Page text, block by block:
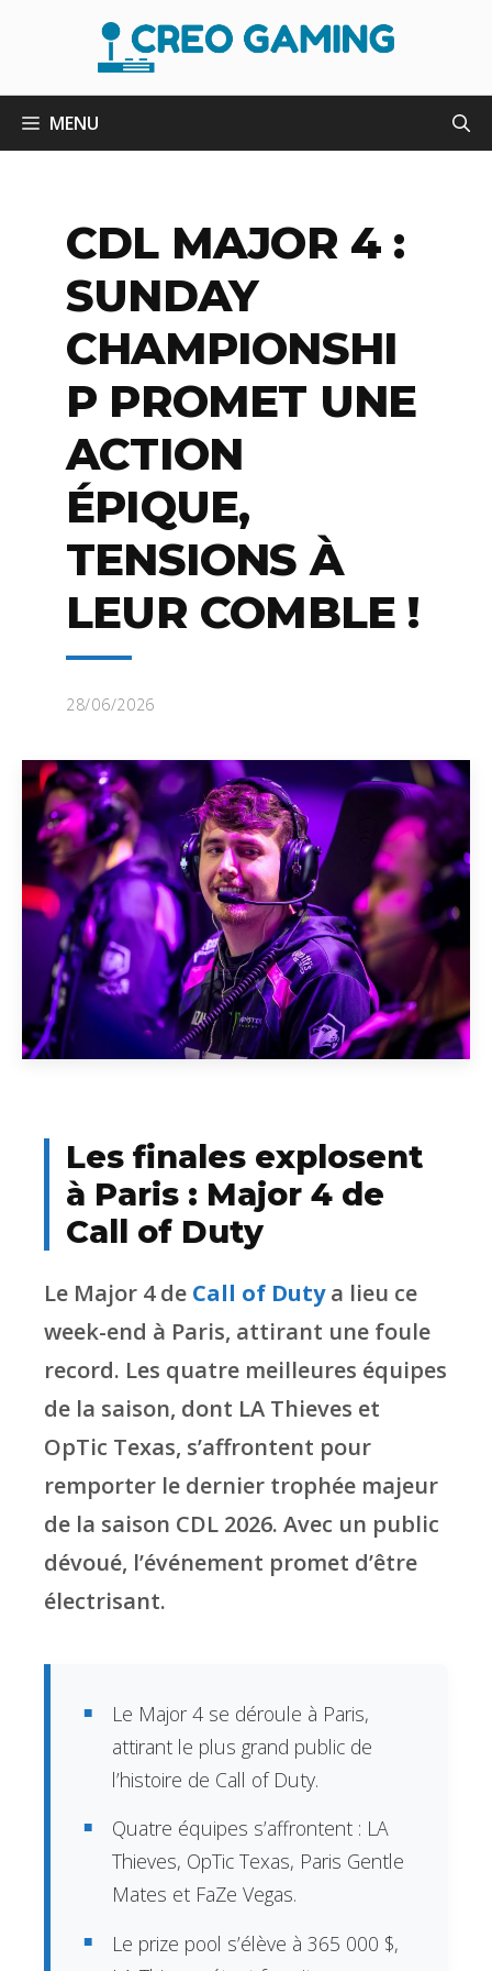
MENU
CDL MAJOR 4 :
SUNDAY
CHAMPIONSHI
P PROMET UNE
ACTION
ÉPIQUE,
TENSIONS À
LEUR COMBLE !
28/06/2026
Les finales explosent
à Paris : Major 4 de
Call of Duty
Le Major 4 de Call of Dutya lieu ce
week-end à Paris, attirant une foule
record. Les quatre meilleures équipes
de la saison, dont LA Thieves et
OpTic Texas, s’affrontent pour
remporter le dernier trophée majeur
de la saison CDL 2026. Avec un public
dévoué, l’événement promet d’être
électrisant.
Le Major 4 se déroule à Paris,
attirant le plus grand public de
l’histoire de Call of Duty.
Quatre équipes s’affrontent : LA
Thieves, OpTic Texas, Paris Gentle
Mates et FaZe Vegas.
Le prize pool s’élève à 365 000 $,